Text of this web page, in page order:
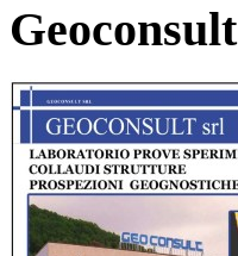
Geoconsult